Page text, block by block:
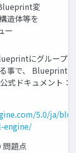
変
造体等を
ー
にグループ名
事で、 Blueprint
式ドキュメント：
5.0/ja/
engine/
題点